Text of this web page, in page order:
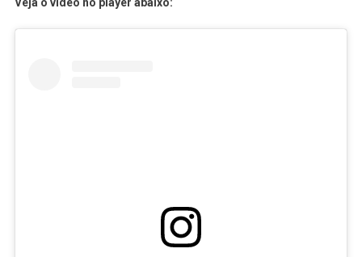
Veja o vídeo no player abaixo: